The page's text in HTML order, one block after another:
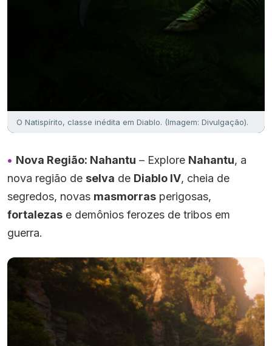
O Natispírito, classe inédita em Diablo. (Imagem: Divulgação).
Nova Região: Nahantu – Explore Nahantu, a
nova região de selva de Diablo IV, cheia de
segredos, novas masmorras perigosas,
fortalezas e demônios ferozes de tribos em
guerra.